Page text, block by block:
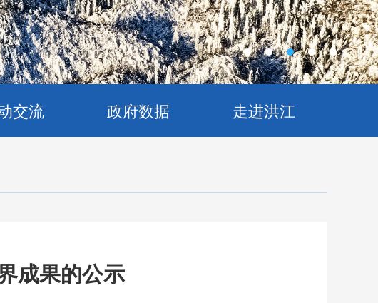
交流 政府数据 走进洪江
成果的公示